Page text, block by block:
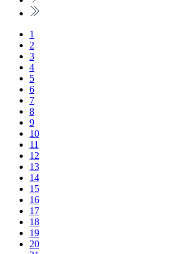
1
2
3
4
5
6
7
8
9
10
11
12
13
14
15
16
17
18
19
20